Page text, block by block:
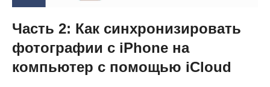
Часть 2: Как синхронизировать
фотографии с iPhone на
компьютер с помощью iCloud